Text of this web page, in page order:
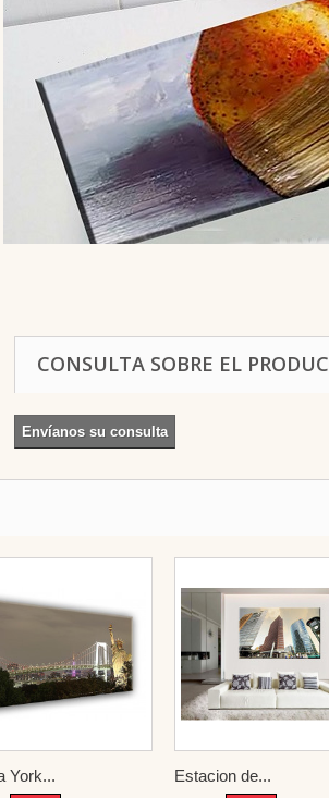
CONSULTA SOBRE EL
Envíanos su consulta
York... Estacion de...